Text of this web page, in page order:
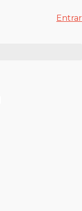
Entrar